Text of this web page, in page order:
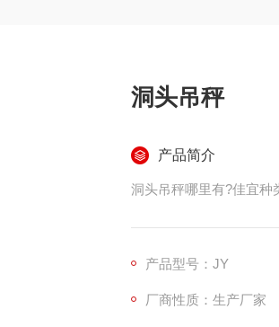
洞头吊秤
产品简介
洞头吊秤哪里有?佳宜种
产品型号：JY
厂商性质：生产厂家